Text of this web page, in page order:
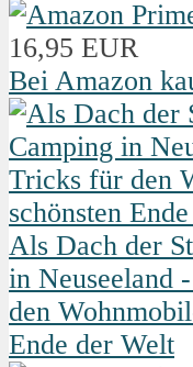
16,95 EUR
Bei Amazon
Als Dach der
in Neuseeland
den
Ende der Welt